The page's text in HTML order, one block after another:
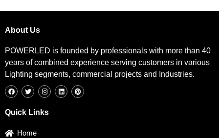
About Us
POWERLED is founded by professionals with more than 40
years of combined experience serving customers in various
Lighting segments, commercial projects and Industries.
a
c
o
w
i
t
e
n
s
g
i
n
i
n
Quick Links
Home